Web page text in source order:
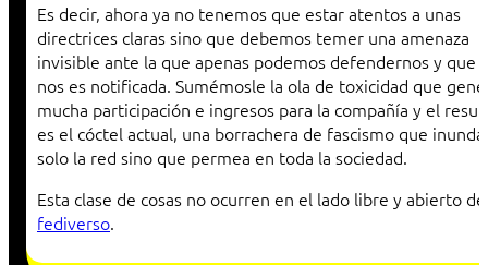
Es decir, ahora ya no tenemos que estar atentos a unas
directrices claras sino que debemos temer una amenaza
invisible ante la que apenas podemos defendernos y que
nos es notificada. Sumémosle la ola de toxicidad que
mucha participación e ingresos para la compañía y el
es el cóctel actual, una borrachera de fascismo que
solo la red sino que permea en toda la sociedad.
Esta clase de cosas no ocurren en el lado libre y abierto
fediverso.